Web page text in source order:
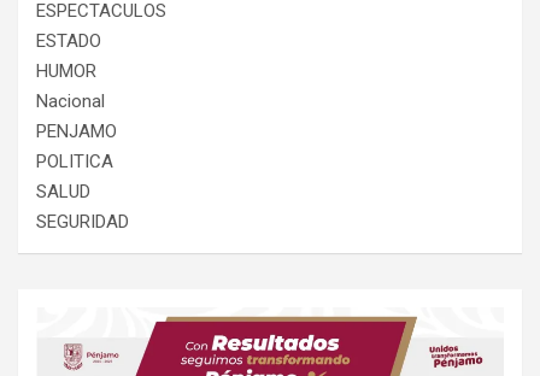
ESPECTACULOS
ESTADO
HUMOR
Nacional
PENJAMO
POLITICA
SALUD
SEGURIDAD